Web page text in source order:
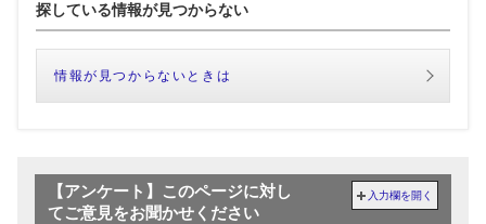
探している情報が見つからない
情報が見つからないときは
【アンケート】このページに対し
てご意見をお聞かせください
入力欄を開く